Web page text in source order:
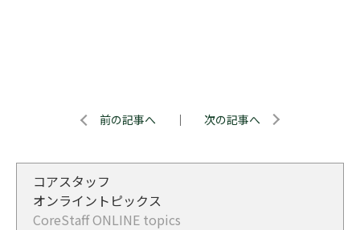
前の記事へ ｜ 次の記事へ
コアスタッフ
オンライントピックス
CoreStaff ONLINE topics